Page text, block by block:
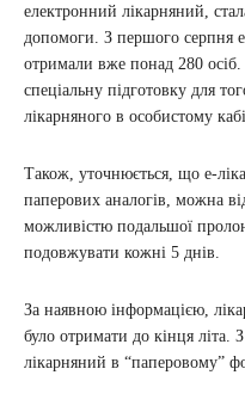
електронний лікарняний,
допомоги. З першого серпня
отримали вже понад 280
спеціальну підготовку для
лікарняного в особистому
Також, уточнюється, що e-
паперових аналогів, можна
можливістю подальшої
подовжувати кожні 5 днів.
За наявною інформацією,
було отримати до кінця літа.
лікарняний в “паперовому”